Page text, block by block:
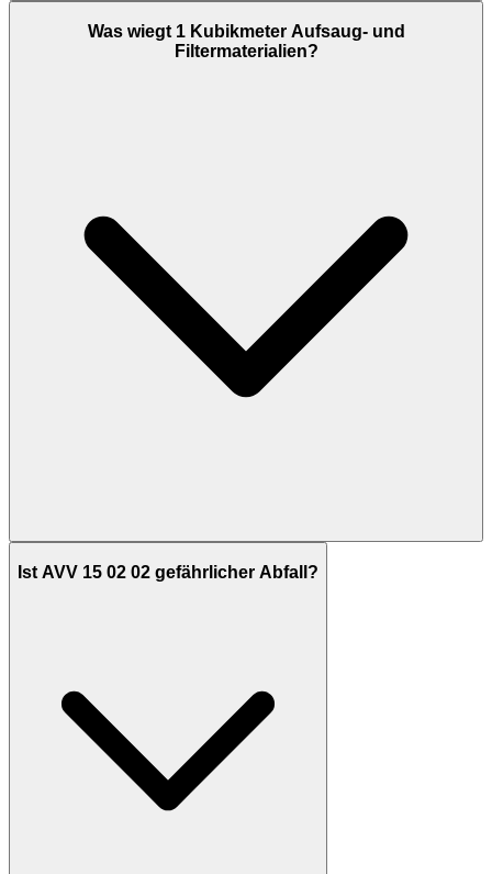
Was wiegt 1 Kubikmeter Aufsaug- und
Filtermaterialien?
Ist AVV 15 02 02 gefährlicher Abfall?